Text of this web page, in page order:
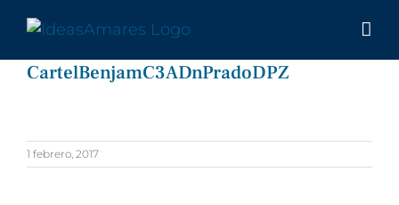
contenido
CartelBenjamC3ADnPradoDPZ
1 febrero, 2017